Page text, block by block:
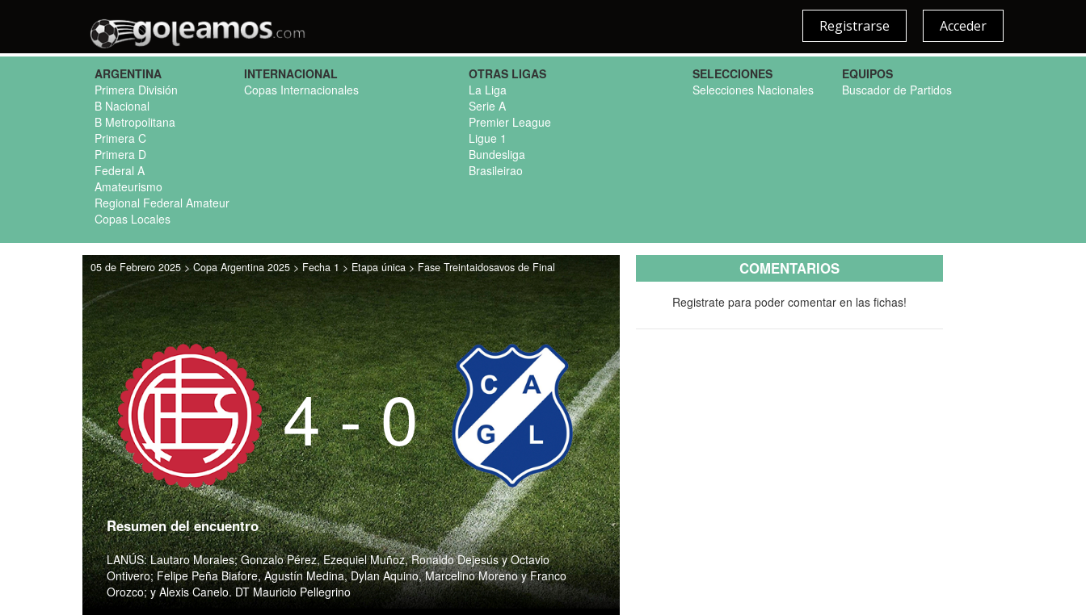
Acceder
Registrarse
ARGENTINA
Primera División
B Nacional
B Metropolitana
Primera C
Primera D
Federal A
Amateurismo
Regional Federal Amateur
Copas Locales
INTERNACIONAL
Copas Internacionales
OTRAS LIGAS
La Liga
Serie A
Premier League
Ligue 1
Bundesliga
Brasileirao
SELECCIONES
Selecciones Nacionales
EQUIPOS
Buscador de Partidos
05 de Febrero 2025 > Copa Argentina 2025 > Fecha 1 > Etapa única > Fase Treintaidosavos de Final
4 - 0
Resumen del encuentro
LANÚS: Lautaro Morales; Gonzalo Pérez, Ezequiel Muñoz, Ronaldo Dejesús y Octavio
Ontivero; Felipe Peña Biafore, Agustín Medina, Dylan Aquino, Marcelino Moreno y Franco
Orozco; y Alexis Canelo. DT Mauricio Pellegrino
COMENTARIOS
Registrate para poder comentar en las fichas!